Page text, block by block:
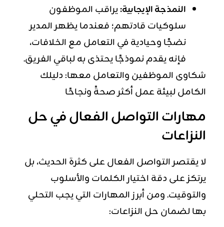
النمذجة الإيجابية:يراقب الموظفون
سلوكيات قادتهم؛ فعندما يظهر المدير
نضجًا وحيادية في التعامل مع الخلافات،
فإنه يقدم نموذجًا يحتذى به لباقي الفريق.
شكاوى الموظفين والتعامل معها: دليلك
الكامل لبيئة عمل أكثر صحةً ونجاحًا
مهارات التواصل الفعال في حل
النزاعات
لا يقتصر التواصل الفعال على كثرة الحديث، بل
يرتكز على دقة اختيار الكلمات والأسلوب
والتوقيت. ومن أبرز المهارات التي يجب التحلي
بها لضمان حل النزاعات: